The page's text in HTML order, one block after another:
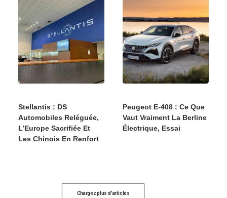
Stellantis : DS
Automobiles Reléguée,
L’Europe Sacrifiée Et
Les Chinois En Renfort
Peugeot E-408 : Ce Que
Vaut Vraiment La Berline
Électrique, Essai
Chargez plus d'articles